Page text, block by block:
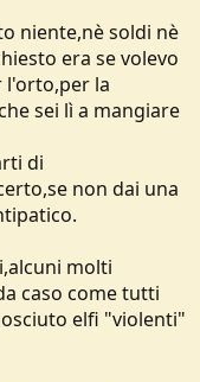
niente,nè soldi nè
era se volevo
l'orto,per la
sei lì a mangiare
di
non dai una
molti
caso come tutti
elfi "violenti"